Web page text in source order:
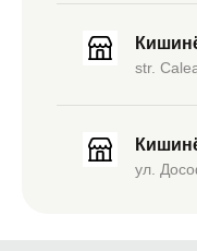
str.
ул.